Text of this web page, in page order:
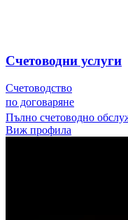
Счетоводни услуги
Счетоводство
по договаряне
Пълно счетоводно
Виж профила